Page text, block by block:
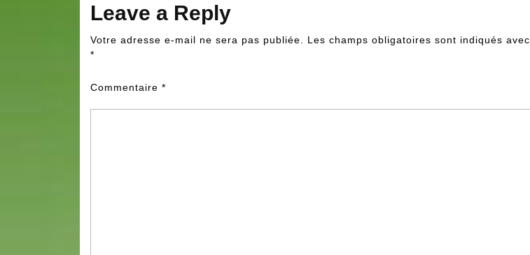
Leave a Reply
Votre adresse e-mail ne sera pas publiée.
Les champs obligatoires sont indiqués avec
*
Commentaire *